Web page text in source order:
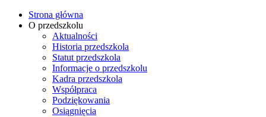
Strona główna
O przedszkolu
Aktualności
Historia przedszkola
Statut przedszkola
Informacje o przedszkolu
Kadra przedszkola
Współpraca
Podziękowania
Osiągnięcia